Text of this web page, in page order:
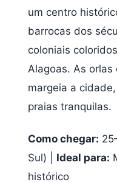
um centro
barrocas dos
coloniais
Alagoas. As
margeia a
praias tranquilas.
Como chegar:
Sul) | Ideal para:
histórico